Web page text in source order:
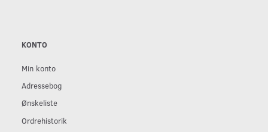
KONTO
Min konto
Adressebog
Ønskeliste
Ordrehistorik